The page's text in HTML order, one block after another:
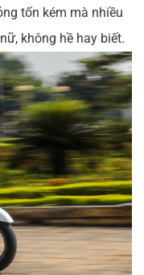
tốn kém mà nhiều
không hề hay biết.